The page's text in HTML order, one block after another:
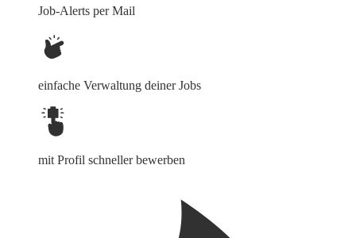
Job-Alerts per Mail
einfache Verwaltung deiner Jobs
mit Profil schneller bewerben